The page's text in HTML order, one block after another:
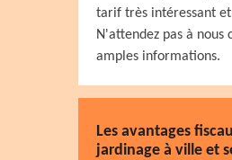
tarif très intéressant
N'attendez pas à nous
amples informations.
Les avantages
jardinage à ville et